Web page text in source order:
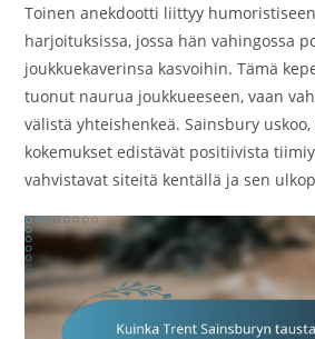
Toinen anekdootti liittyy
harjoituksissa, jossa hän vahingossa
joukkuekaverinsa kasvoihin. Tämä
tuonut naurua joukkueeseen, vaan
välistä yhteishenkeä. Sainsbury
kokemukset edistävät positiivista
vahvistavat siteitä kentällä ja sen